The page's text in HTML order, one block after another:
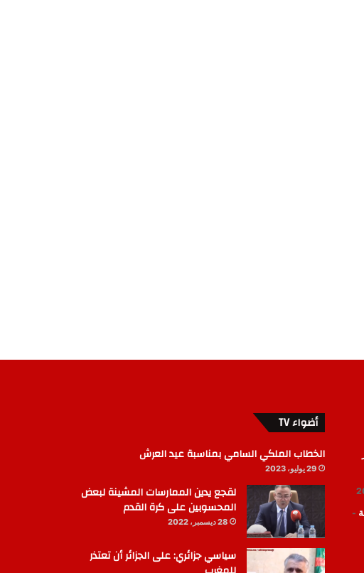
أضواء TV
الخطاب الملكي السامي بمناسبة عيد العرش
29 يوليو، 2023
لقجع يدين الممارسات المشينة لبعض
المحسوبين على كرة القدم
28 ديسمبر، 2022
سياسي جزائري: على الجزائر أن تعتذر